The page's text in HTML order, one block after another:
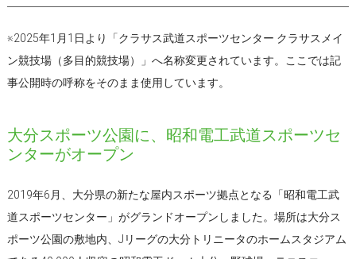
※2025年1月1日より「クラサス武道スポーツセンター クラサスメイ
ン競技場（多目的競技場）」へ名称変更されています。ここでは記
事公開時の呼称をそのまま使用しています。
大分スポーツ公園に、昭和電工武道スポーツセ
ンターがオープン
2019年6月、大分県の新たな屋内スポーツ拠点となる「昭和電工武
道スポーツセンター」がグランドオープンしました。場所は大分ス
ポーツ公園の敷地内、Jリーグの大分トリニータのホームスタジアム